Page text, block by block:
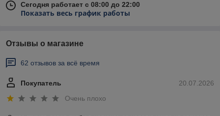
Сегодня работает с 08:00 до 22:00
Показать весь график работы
Отзывы о магазине
62 отзывов за всё время
20.07.2026
Покупатель
Очень плохо